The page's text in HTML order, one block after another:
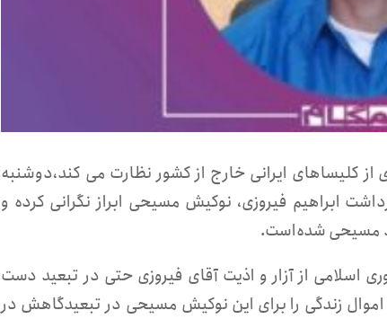
از کلیساهای ایرانی خارج از کشور نظارت می کند،دوشنبه
ابراهیم فیروزی، نوکیش مسیحی ابراز نگرانی کرده و
مسیحی شده‌است.
اسلامی از آزار و اذیت آقای فیروزی حتی در تبعید دست
زندگی را برای این نوکیش مسیحی در تبعیدگاهش در